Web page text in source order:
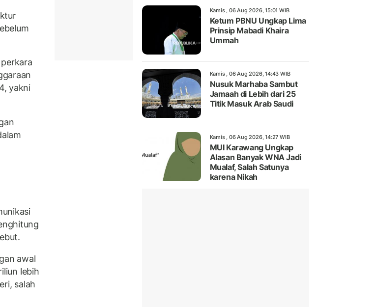
yakni
awal
lebih
salah
Kamis , 06 Aug 2026, 15:01 WIB
Ketum PBNU Ungkap Lima
Prinsip Mabadi Khaira
Ummah
Kamis , 06 Aug 2026, 14:43 WIB
Nusuk Marhaba Sambut
Jamaah di Lebih dari 25
Titik Masuk Arab Saudi
Kamis , 06 Aug 2026, 14:27 WIB
MUI Karawang Ungkap
Alasan Banyak WNA Jadi
Mualaf, Salah Satunya
karena Nikah